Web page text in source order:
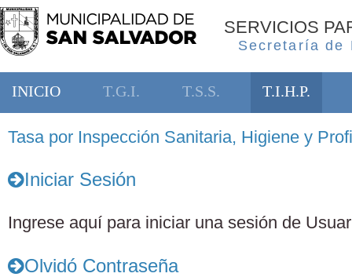
SERVICIOS
Secretaría de
INICIO T.G.I. T.S.S. T.I.H.P.
Tasa por Inspección Sanitaria, Higiene y
Iniciar Sesión
Ingrese aquí para iniciar una sesión de
Olvidó Contraseña